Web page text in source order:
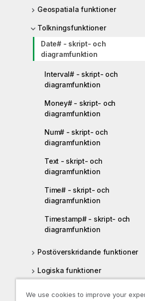
Geospatiala funktioner
Tolkningsfunktioner
Date# - skript- och
diagramfunktion
Interval# - skript- och
diagramfunktion
Money# - skript- och
diagramfunktion
Num# - skript- och
diagramfunktion
Text - skript- och
diagramfunktion
Time# - skript- och
diagramfunktion
Timestamp# - skript- och
diagramfunktion
Postöverskridande funktioner
Logiska funktioner
We use cookies to improve your